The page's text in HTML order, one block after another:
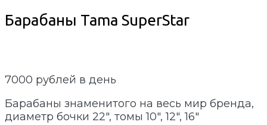
Барабаны Tama SuperStar
7000 рублей в день
Барабаны знаменитого на весь мир бренда,
диаметр бочки 22″, томы 10″, 12″, 16″